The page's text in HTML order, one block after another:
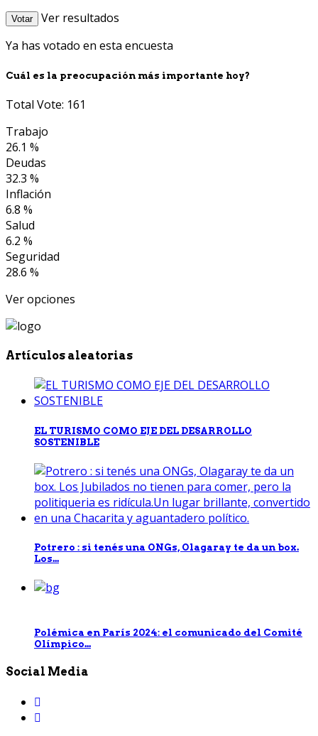
Votar
Ver resultados
Ya has votado en esta encuesta
Cuál es la preocupación más importante hoy?
Total Vote: 161
Trabajo
26.1 %
Deudas
32.3 %
Inflación
6.8 %
Salud
6.2 %
Seguridad
28.6 %
Ver opciones
Artículos aleatorias
EL TURISMO COMO EJE DEL DESARROLLO
SOSTENIBLE
Potrero : si tenés una ONGs, Olagaray te da un box.
Los...
Polémica en París 2024: el comunicado del Comité
Olímpico...
Social Media